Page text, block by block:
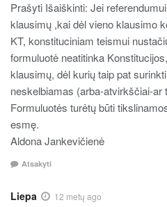
Prašyti Išaiškinti: Jei
klausimų ,kai dėl vieno klausimo
KT, konstituciniam teismui
formuluotė neatitinka
klausimų, dėl kurių taip pat
neskelbiamas (arba-atvirkščiai-ar
Formuluotės turėtų būti
esmę.
Aldona Jankevičienė
Atsakyti
Liepa 12 metų ago